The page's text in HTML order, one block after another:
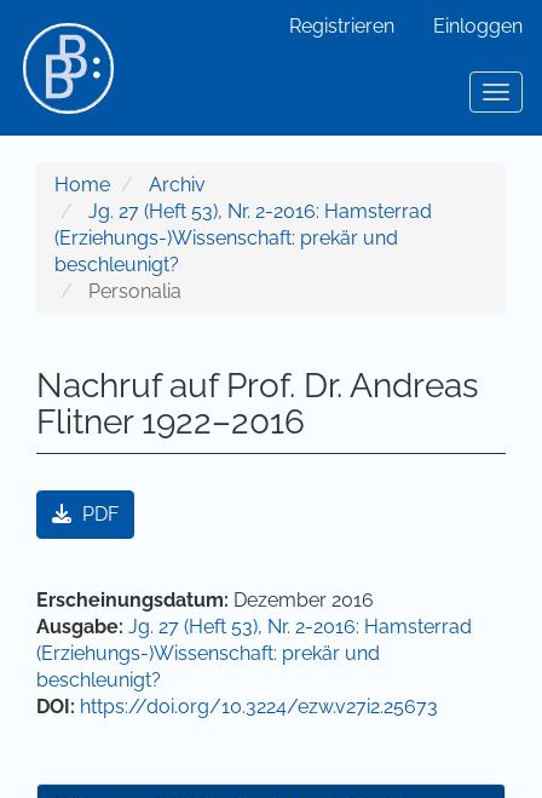
Hauptinhalt
Sidebar
Registrieren Einloggen
Home
Archiv
Jg. 27 (Heft 53), Nr. 2-2016: Hamsterrad
(Erziehungs-)Wissenschaft: prekär und
beschleunigt?
Personalia
Nachruf auf Prof. Dr. Andreas
Flitner 1922–2016
Artikel-Sidebar
PDF
Hauptsächlicher Artikelinhalt
Artikel-Details
Erscheinungsdatum: Dezember 2016
Ausgabe: Jg. 27 (Heft 53), Nr. 2-2016: Hamsterrad
(Erziehungs-)Wissenschaft: prekär und
beschleunigt?
DOI: https://doi.org/10.3224/ezw.v27i2.25673